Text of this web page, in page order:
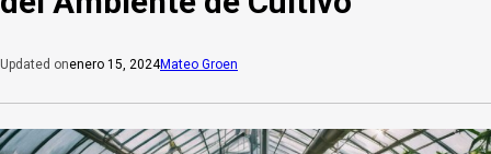
Updated onenero 15, 2024Mateo Groen